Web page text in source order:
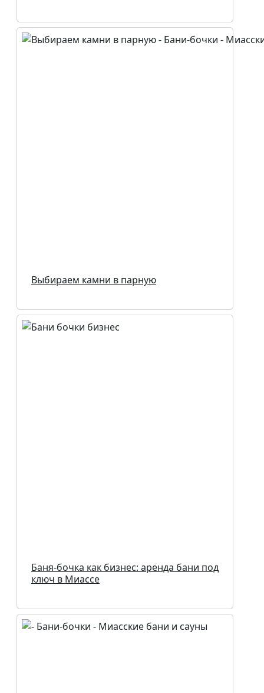
Выбираем камни в парную
Баня-бочка как бизнес: аренда бани под
ключ в Миассе